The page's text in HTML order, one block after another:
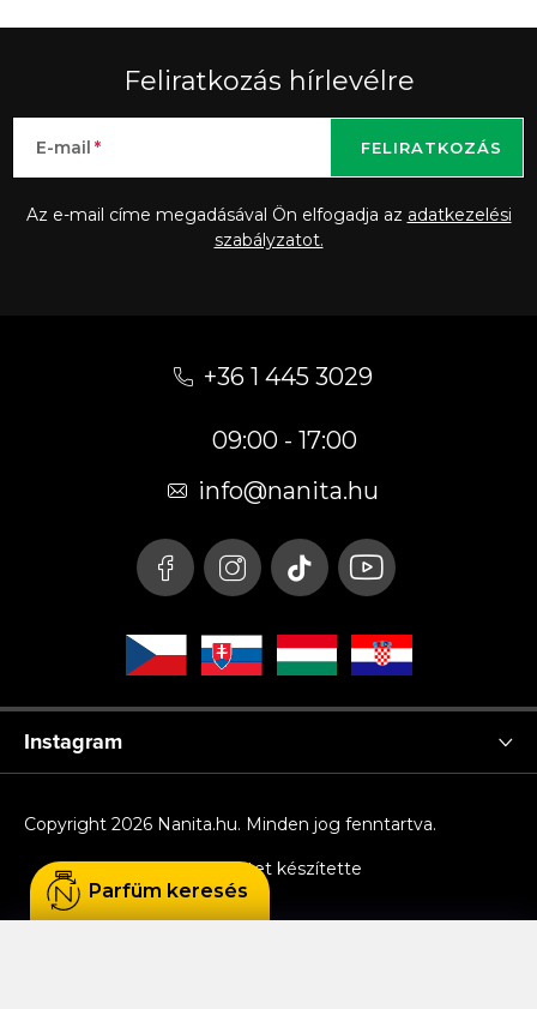
Feliratkozás hírlevélre
E-mail
Az e-mail címe megadásával Ön elfogadja az adatkezelési
szabályzatot.
FELIRATKOZÁS
+36 1 445 3029
09:00 - 17:00
info@nanita.hu
Instagram
Shoptet készítette
Copyright 2026 Nanita.hu. Minden jog fenntartva.
Parfüm keresés